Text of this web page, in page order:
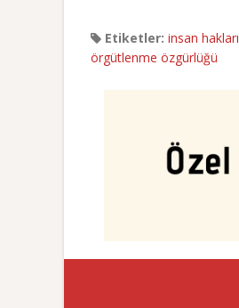
Etiketler: insan hakları
örgütlenme özgürlüğü